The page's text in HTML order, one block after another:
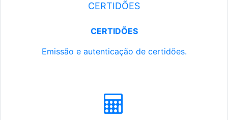
CERTIDÕES
CERTIDÕES
Emissão e autenticação de certidões.